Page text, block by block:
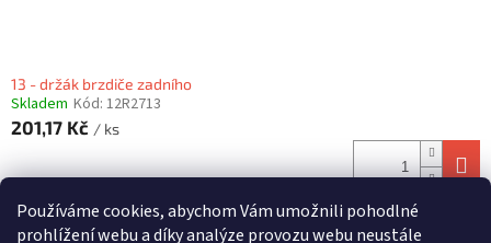
Používáme cookies, abychom Vám umožnili pohodlné
prohlížení webu a díky analýze provozu webu neustále
13 - držák brzdiče zadního
Skladem Kód: 12R2713
201,17 Kč / ks
O
9 položek celkem